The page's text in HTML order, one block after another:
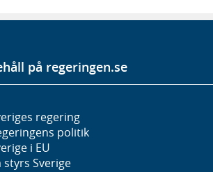
på regeringen.se
regering
politik
i EU
styrs Sverige